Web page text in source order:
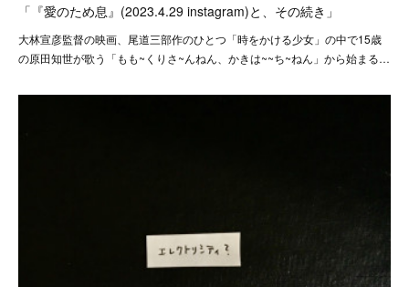
「『愛のため息』(2023.4.29 instagram)と、その続き」
大林宣彦監督の映画、尾道三部作のひとつ「時をかける少女」の中で15歳
の原田知世が歌う「もも~くりさ~んねん、かきは~~ち~ねん」から始まる…